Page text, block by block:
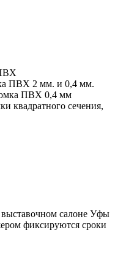
ПВХ 2 мм. и 0,4 мм.
ПВХ 0,4 мм
квадратного сечения,
выставочном салоне Уфы
фиксируются сроки